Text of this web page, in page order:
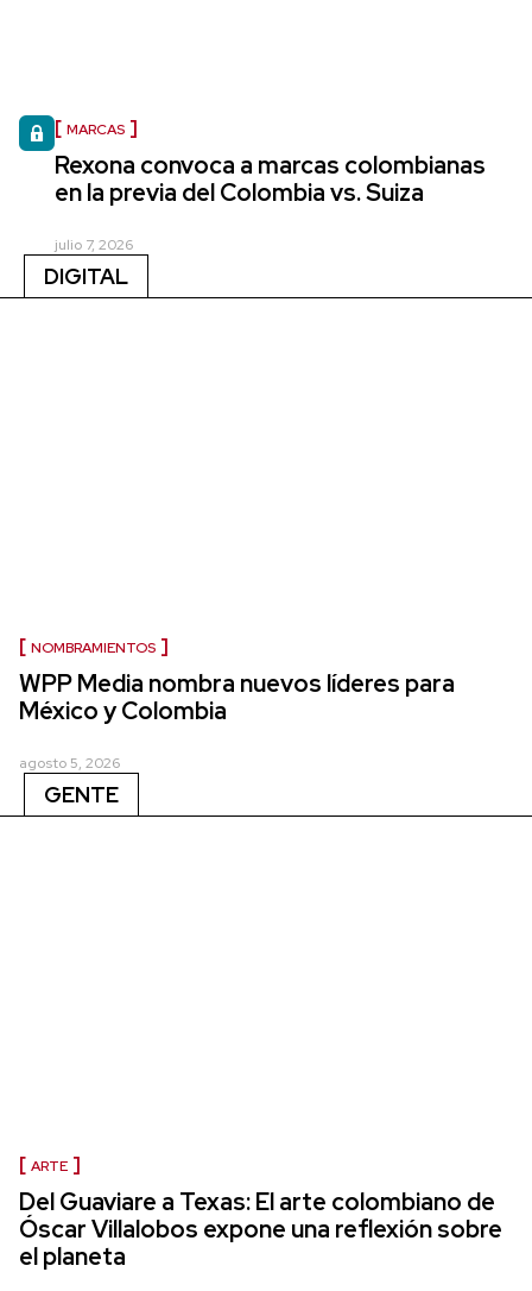
MARCAS
Rexona convoca a marcas colombianas
en la previa del Colombia vs. Suiza
julio 7, 2026
DIGITAL
NOMBRAMIENTOS
WPP Media nombra nuevos líderes para
México y Colombia
agosto 5, 2026
GENTE
ARTE
Del Guaviare a Texas: El arte colombiano de
Óscar Villalobos expone una reflexión sobre
el planeta